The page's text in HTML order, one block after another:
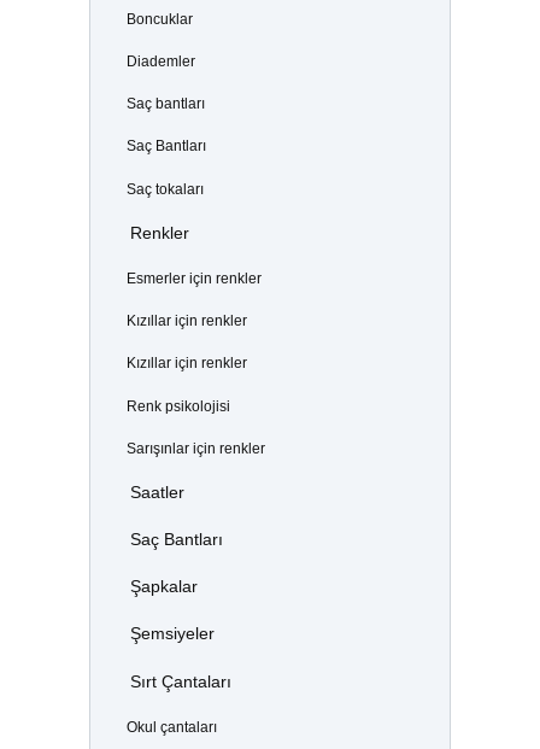
Boncuklar
Diademler
Saç bantları
Saç Bantları
Saç tokaları
Renkler
Esmerler için renkler
Kızıllar için renkler
Kızıllar için renkler
Renk psikolojisi
Sarışınlar için renkler
Saatler
Saç Bantları
Şapkalar
Şemsiyeler
Sırt Çantaları
Okul çantaları